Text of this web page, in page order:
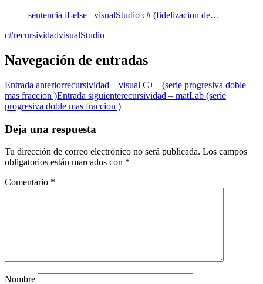
sentencia if-else– visualStudio c# (fidelizacion de…
c#recursividadvisualStudio
Navegación de entradas
Entrada anteriorrecursividad – visual C++ (serie progresiva doble
mas fraccion )Entrada siguienterecursividad – matLab (serie
progresiva doble mas fraccion )
Deja una respuesta
Tu dirección de correo electrónico no será publicada. Los campos
obligatorios están marcados con *
Comentario *
Nombre